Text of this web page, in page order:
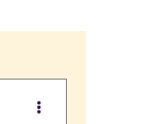
Opties van bestand